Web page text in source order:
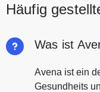
Häufig
Was ist
Avena ist ein
Gesundheits